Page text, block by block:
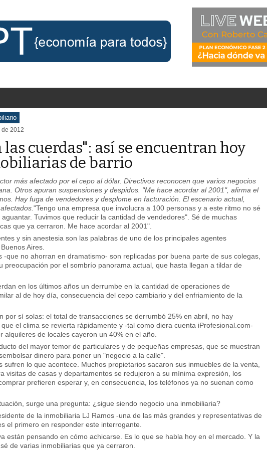
2012
las cuerdas": así se encuentran hoy
de barrio
más afectado por el cepo al dólar. Directivos reconocen que varios negocios
Otros apuran suspensiones y despidos. "Me hace acordar al 2001", afirma el
Hay fuga de vendedores y desplome en facturación. El escenario actual,
"Tengo una empresa que involucra a 100 personas y a este ritmo no sé
Tuvimos que reducir la cantidad de vendedores". Sé de muchas
que ya cerraron. Me hace acordar al 2001".
y sin anestesia son las palabras de uno de los principales agentes
Aires.
-que no ahorran en dramatismo- son replicadas por buena parte de sus colegas,
preocupación por el sombrío panorama actual, que hasta llegan a tildar de
en los últimos años un derrumbe en la cantidad de operaciones de
al de hoy día, consecuencia del cepo cambiario y del enfriamiento de la
por sí solas: el total de transacciones se derrumbó 25% en abril, no hay
el clima se revierta rápidamente y -tal como diera cuenta iProfesional.com-
alquileres de locales cayeron un 40% en el año.
del mayor temor de particulares y de pequeñas empresas, que se muestran
dinero para poner un "negocio a la calle".
sufren lo que acontece. Muchos propietarios sacaron sus inmuebles de la venta,
visitas de casas y departamentos se redujeron a su mínima expresión, los
prefieren esperar y, en consecuencia, los teléfonos ya no suenan como
surge una pregunta: ¿sigue siendo negocio una inmobiliaria?
de la inmobiliaria LJ Ramos -una de las más grandes y representativas de
el primero en responder este interrogante.
están pensando en cómo achicarse. Es lo que se habla hoy en el mercado. Y la
de varias inmobiliarias que ya cerraron.